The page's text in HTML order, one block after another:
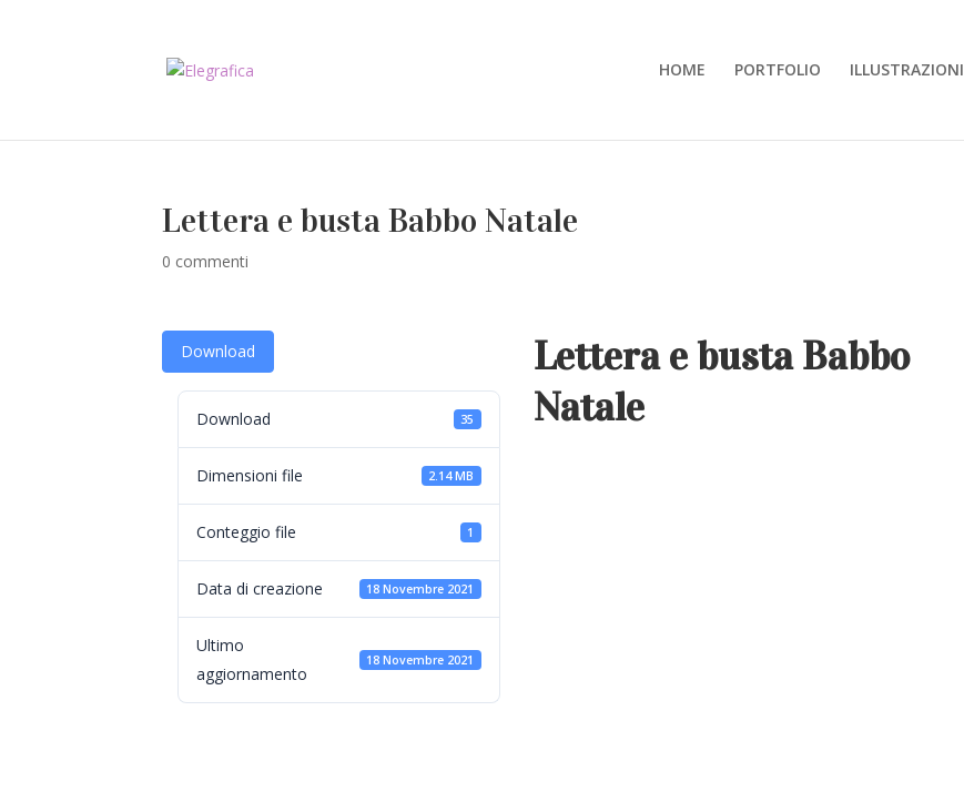
HOME PORTFOLIO ILLUSTRAZIONI
Lettera e busta Babbo Natale
0 commenti
Download
Download 35
Dimensioni file 2.14 MB
Conteggio file 1
Data di creazione 18 Novembre 2021
Ultimo
aggiornamento
18 Novembre 2021
Lettera e busta Babbo
Natale